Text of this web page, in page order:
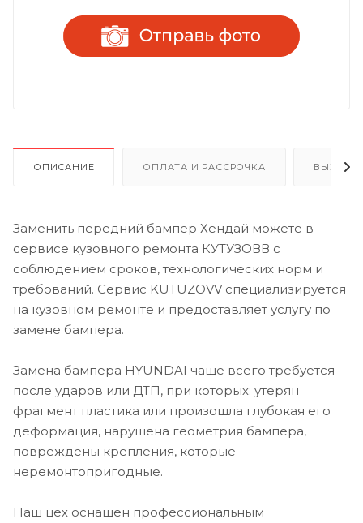
ОПИСАНИЕ ОПЛАТА И РАССРОЧКА ВЫЗОВ
Заменить передний бампер Хендай можете в
сервисе кузовного ремонта КУТУЗОВВ с
соблюдением сроков, технологических норм и
требований. Сервис KUTUZOVV специализируется
на кузовном ремонте и предоставляет услугу по
замене бампера.
Замена бампера HYUNDAI чаще всего требуется
после ударов или ДТП, при которых: утерян
фрагмент пластика или произошла глубокая его
деформация, нарушена геометрия бампера,
повреждены крепления, которые
неремонтопригодные.
Наш цех оснащен профессиональным